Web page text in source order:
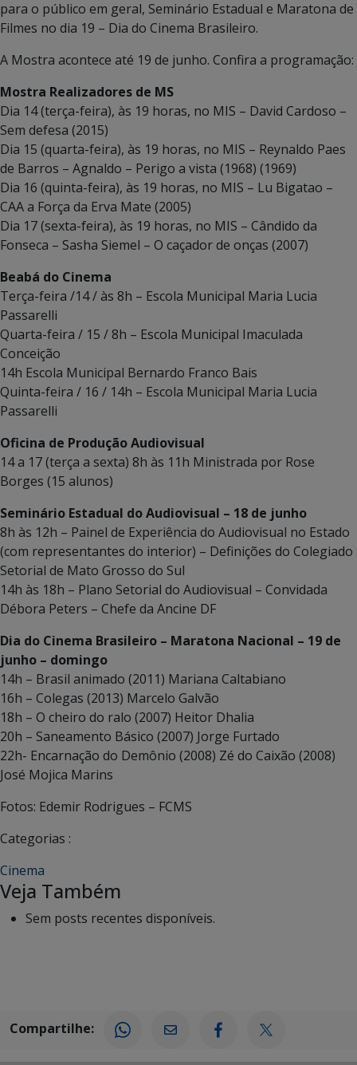
para o público em geral, Seminário Estadual e Maratona de
Filmes no dia 19 – Dia do Cinema Brasileiro.
A Mostra acontece até 19 de junho. Confira a programação:
Mostra Realizadores de MS
Dia 14 (terça-feira), às 19 horas, no MIS – David Cardoso –
Sem defesa (2015)
Dia 15 (quarta-feira), às 19 horas, no MIS – Reynaldo Paes
de Barros – Agnaldo – Perigo a vista (1968) (1969)
Dia 16 (quinta-feira), às 19 horas, no MIS – Lu Bigatao –
CAA a Força da Erva Mate (2005)
Dia 17 (sexta-feira), às 19 horas, no MIS – Cândido da
Fonseca – Sasha Siemel – O caçador de onças (2007)
Beabá do Cinema
Terça-feira /14 / às 8h – Escola Municipal Maria Lucia
Passarelli
Quarta-feira / 15 / 8h – Escola Municipal Imaculada
Conceição
14h Escola Municipal Bernardo Franco Bais
Quinta-feira / 16 / 14h – Escola Municipal Maria Lucia
Passarelli
Oficina de Produção Audiovisual
14 a 17 (terça a sexta) 8h às 11h Ministrada por Rose
Borges (15 alunos)
Seminário Estadual do Audiovisual – 18 de junho
8h às 12h – Painel de Experiência do Audiovisual no Estado
(com representantes do interior) – Definições do Colegiado
Setorial de Mato Grosso do Sul
14h às 18h – Plano Setorial do Audiovisual – Convidada
Débora Peters – Chefe da Ancine DF
Dia do Cinema Brasileiro – Maratona Nacional – 19 de
junho – domingo
14h – Brasil animado (2011) Mariana Caltabiano
16h – Colegas (2013) Marcelo Galvão
18h – O cheiro do ralo (2007) Heitor Dhalia
20h – Saneamento Básico (2007) Jorge Furtado
22h- Encarnação do Demônio (2008) Zé do Caixão (2008)
José Mojica Marins
Fotos: Edemir Rodrigues – FCMS
Categorias :
Cinema
Veja Também
Sem posts recentes disponíveis.
Compartilhe: